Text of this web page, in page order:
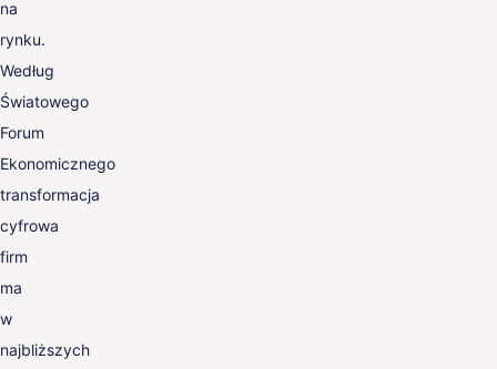
na
rynku.
Według
Światowego
Forum
Ekonomicznego
transformacja
cyfrowa
firm
ma
w
najbliższych